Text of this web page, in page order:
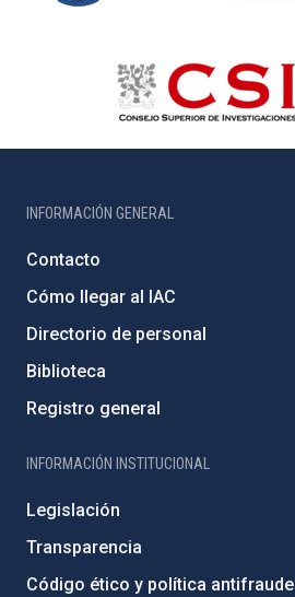
INFORMACIÓN GENERAL
Contacto
Cómo llegar al IAC
Directorio de personal
Biblioteca
Registro general
INFORMACIÓN INSTITUCIONAL
Legislación
Transparencia
Código ético y política antifraude